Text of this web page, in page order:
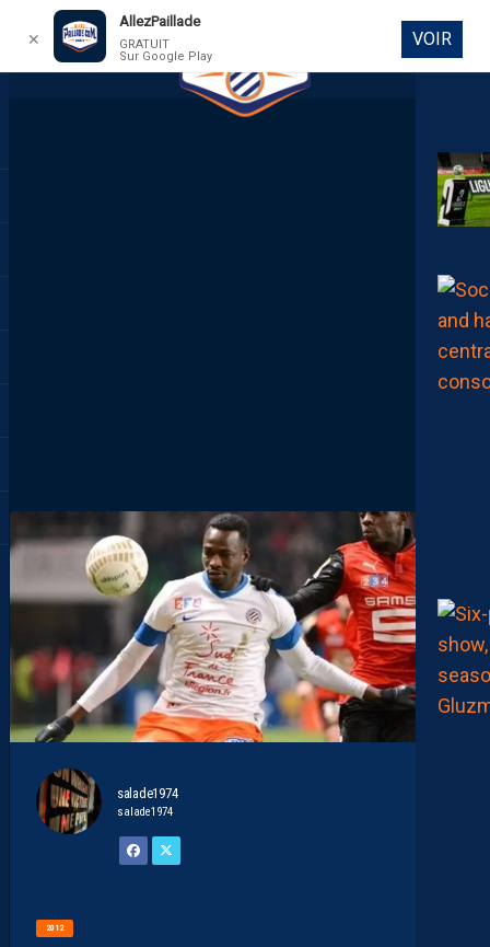
DIRECT
salade1974
salade1974
2012
✕
AllezPaillade
GRATUIT
Sur Google Play
VOIR